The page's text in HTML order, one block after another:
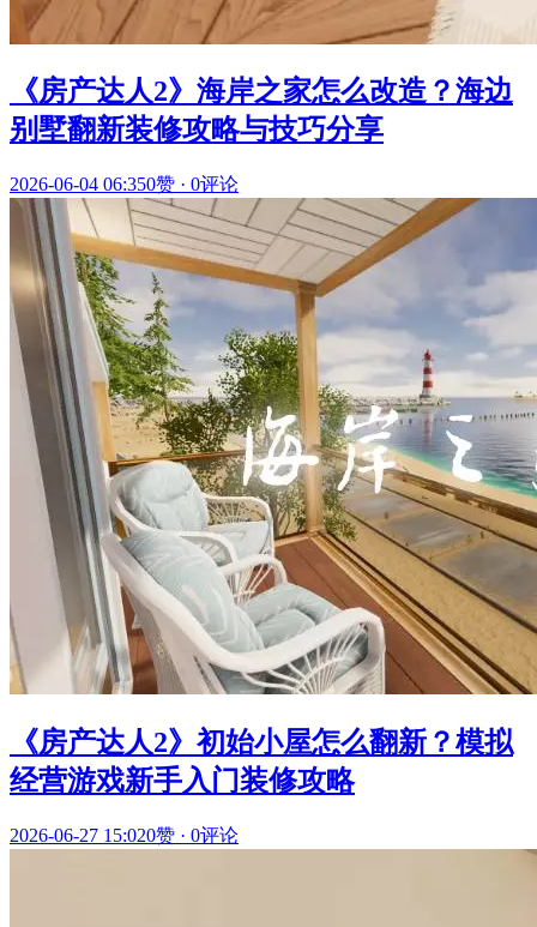
《房产达人2》海岸之家怎么改造？海边
别墅翻新装修攻略与技巧分享
2026-06-04 06:350赞 · 0评论
《房产达人2》初始小屋怎么翻新？模拟
经营游戏新手入门装修攻略
2026-06-27 15:020赞 · 0评论